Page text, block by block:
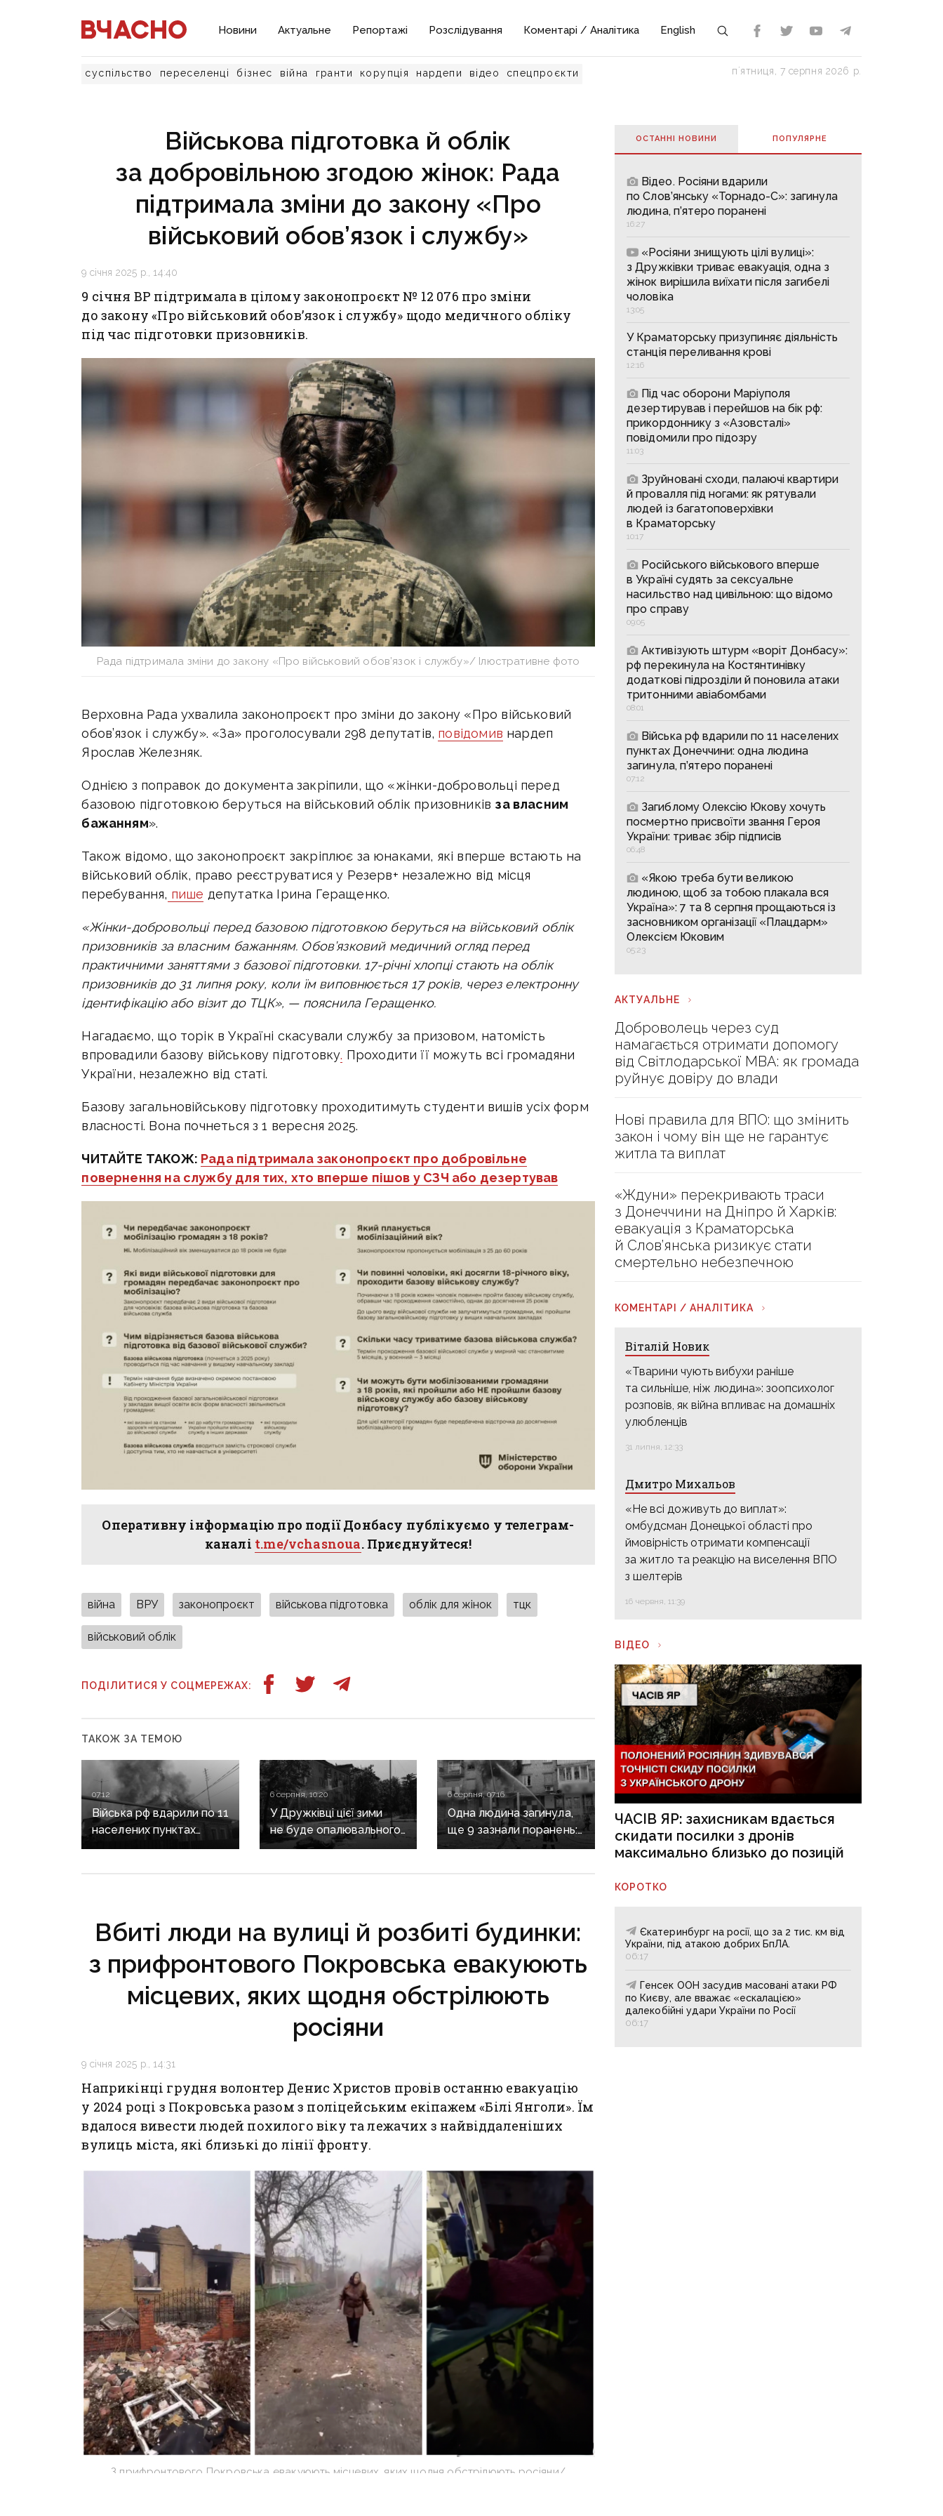
Новини Актуальне Репортажі Розслідування Коментарі / Аналітика English
суспільство переселенці бізнес війна гранти корупція нардепи відео спецпроєкти пʼятниця, 7 серпня 2026 р.
Військова підготовка й облік
за добровільною згодою жінок: Рада
підтримала зміни до закону «Про
військовий обов’язок і службу»
9 січня 2025 р., 14:40
9 січня ВР підтримала в цілому законопроєкт № 12 076 про зміни
до закону «Про військовий обов’язок і службу» щодо медичного обліку
під час підготовки призовників.
Рада підтримала зміни до закону «Про військовий обов’язок і службу»/ Ілюстративне фото
Верховна Рада ухвалила законопроєкт про зміни до закону «Про військовий
обов’язок і службу». «За» проголосували 298 депутатів, повідомив нардеп
Ярослав Железняк.
Однією з поправок до документа закріпили, що «жінки-добровольці перед
базовою підготовкою беруться на військовий облік призовників за власним
бажанням».
Також відомо, що законопроєкт закріплює за юнаками, які вперше встають на
військовий облік, право реєструватися у Резерв+ незалежно від місця
перебування, пише депутатка Ірина Геращенко.
«Жінки-добровольці перед базовою підготовкою беруться на військовий облік
призовників за власним бажанням. Обов’язковий медичний огляд перед
практичними заняттями з базової підготовки. 17-річні хлопці стають на облік
призовників до 31 липня року, коли їм виповнюється 17 років, через електронну
ідентифікацію або візит до ТЦК», — пояснила Геращенко.
Нагадаємо, що торік в Україні скасували службу за призовом, натомість
впровадили базову військову підготовку. Проходити її можуть всі громадяни
України, незалежно від статі.
Базову загальновійськову підготовкупроходитимуть студенти вишів усіх форм
власності. Вона почнеться з 1 вересня 2025.
ЧИТАЙТЕ ТАКОЖ: Рада підтримала законопроєкт про добровільне
повернення на службу для тих, хто вперше пішов у СЗЧ або дезертував
Оперативну інформацію про події Донбасу публікуємо у телеграм-
каналі t.me/vchasnoua. Приєднуйтеся!
війна ВРУ законопроєкт військова підготовка облік для жінок тцк
військовий облік
ПОДІЛИТИСЯ У СОЦМЕРЕЖАХ:
ТАКОЖ ЗА ТЕМОЮ
07:12
Війська рф вдарили по 11
населених пунктах
Донеччини: одна людина
6 серпня, 10:20
У Дружківці цієї зими
не буде опалювального
сезону: фронт
6 серпня, 07:16
Одна людина загинула,
ще 9 зазнали поранень:
воєнні злочини
Вбиті люди на вулиці й розбиті будинки:
з прифронтового Покровська евакуюють
місцевих, яких щодня обстрілюють
росіяни
9 січня 2025 р., 14:31
Наприкінці грудня волонтер Денис Христов провів останню евакуацію
у 2024 році з Покровська разом з поліцейським екіпажем «Білі Янголи». Їм
вдалося вивести людей похилого віку та лежачих з найвіддаленіших
вулиць міста, які близькі до лінії фронту.
З прифронтового Покровська евакуюють місцевих, яких щодня обстрілюють росіяни/
ОСТАННІ НОВИНИ ПОПУЛЯРНE
Відео. Росіяни вдарили
по Слов’янську «Торнадо-С»: загинула
людина, п’ятеро поранені
16:27
«Росіяни знищують цілі вулиці»:
з Дружківки триває евакуація, одна з
жінок вирішила виїхати після загибелі
чоловіка
13:05
У Краматорську призупиняє діяльність
станція переливання крові
12:16
Під час оборони Маріуполя
дезертирував і перейшов на бік рф:
прикордоннику з «Азовсталі»
повідомили про підозру
11:03
Зруйновані сходи, палаючі квартири
й провалля під ногами: як рятували
людей із багатоповерхівки
в Краматорську
10:17
Російського військового вперше
в Україні судять за сексуальне
насильство над цивільною: що відомо
про справу
09:05
Активізують штурм «воріт Донбасу»:
рф перекинула на Костянтинівку
додаткові підрозділи й поновила атаки
тритонними авіабомбами
08:01
Війська рф вдарили по 11 населених
пунктах Донеччини: одна людина
загинула, п’ятеро поранені
07:12
Загиблому Олексію Юкову хочуть
посмертно присвоїти звання Героя
України: триває збір підписів
06:48
«Якою треба бути великою
людиною, щоб за тобою плакала вся
Україна»: 7 та 8 серпня прощаються із
засновником організації «Плацдарм»
Олексієм Юковим
05:23
АКТУАЛЬНЕ
Доброволець через суд
намагається отримати допомогу
від Світлодарської МВА: як громада
руйнує довіру до влади
Нові правила для ВПО: що змінить
закон і чому він ще не гарантує
житла та виплат
«Ждуни» перекривають траси
з Донеччини на Дніпро й Харків:
евакуація з Краматорська
й Слов’янська ризикує стати
смертельно небезпечною
КОМЕНТАРІ / АНАЛІТИКА
Віталій Новик
«Тварини чують вибухи раніше
та сильніше, ніж людина»: зоопсихолог
розповів, як війна впливає на домашніх
улюбленців
31 липня, 12:33
Дмитро Михальов
«Не всі доживуть до виплат»:
омбудсман Донецької області про
ймовірність отримати компенсації
за житло та реакцію на виселення ВПО
з шелтерів
16 червня, 11:39
ВІДЕО
ЧАСІВ ЯР: захисникам вдається
скидати посилки з дронів
максимально близько до позицій
КОРОТКО
Єкатеринбург на росії, що за 2 тис. км від
України, під атакою добрих БпЛА.
06:17
Генсек ООН засудив масовані атаки РФ
по Києву, але вважає «ескалацією»
далекобійні удари України по Росії
06:17